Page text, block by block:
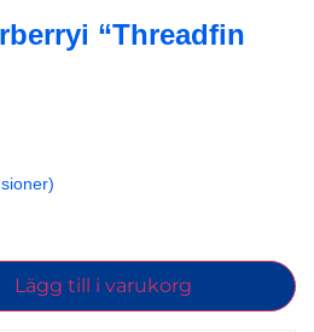
“Threadfin
Lägg till i varukorg